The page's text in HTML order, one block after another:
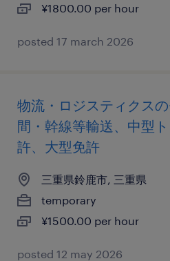
¥1800.00 per hour
posted 17 march 2026
物流・ロジスティクス
間・幹線等輸送、中型
許、大型免許
三重県鈴鹿市, 三重県
temporary
¥1500.00 per hour
posted 12 may 2026